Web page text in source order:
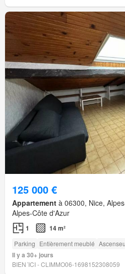
125 000 €
Appartement à 06300, Nice,
Alpes-Côte d'Azur
1 14 m²
Parking Entièrement meublé
Il y a 30+ jours
BIEN´ICI - CLIMMO06-1698152308059